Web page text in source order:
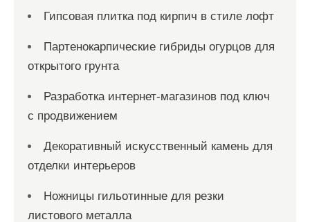
Гипсовая плитка под кирпич в стиле лофт
Партенокарпические гибриды огурцов для
открытого грунта
Разработка интернет-магазинов под ключ
с продвижением
Декоративный искусственный камень для
отделки интерьеров
Ножницы гильотинные для резки
листового металла